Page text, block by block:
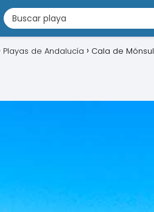
Playas de Andalucía Cala de Mónsul